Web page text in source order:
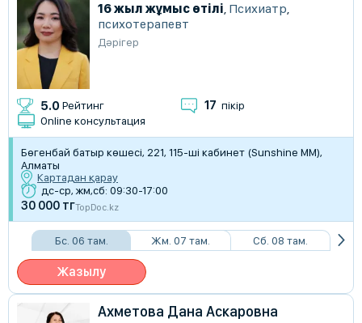
16 жыл жұмыс өтілі, Психиатр,
психотерапевт
Дәрігер
5.0 Рейтинг 17 пікір
Online консультация
Бөгенбай батыр көшесі, 221, 115-ші кабинет (Sunshine ММ),
Алматы
Картадан қарау
дс-ср, жм,сб: 09:30-17:00
30 000 тгTopDoc.kz
Бс. 06 там. Жм. 07 там. Сб. 08 там.
Жазылу
Ахметова Дана Аскаровна